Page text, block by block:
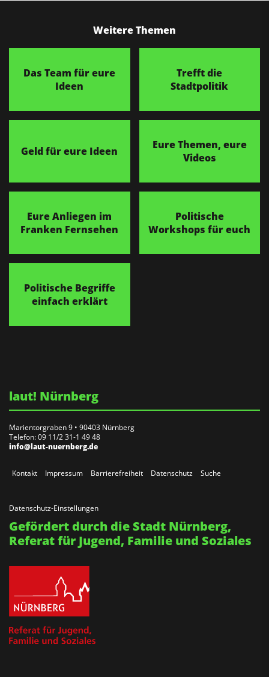
Weitere Themen
Das Team für eure
Ideen
Trefft die
Stadtpolitik
Geld für eure Ideen
Eure Themen, eure
Videos
Eure Anliegen im
Franken Fernsehen
Politische
Workshops für euch
Politische Begriffe
einfach erklärt
laut! Nürnberg
Marientorgraben 9 • 90403 Nürnberg
Telefon: 09 11/2 31-1 49 48
info@laut-nuernberg.de
Kontakt Impressum Barrierefreiheit Datenschutz Suche
Datenschutz-Einstellungen
Gefördert durch die Stadt Nürnberg,
Referat für Jugend, Familie und Soziales